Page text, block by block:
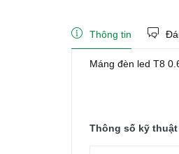
Thông tin
Máng đèn led T8
Thông số kỹ thuật